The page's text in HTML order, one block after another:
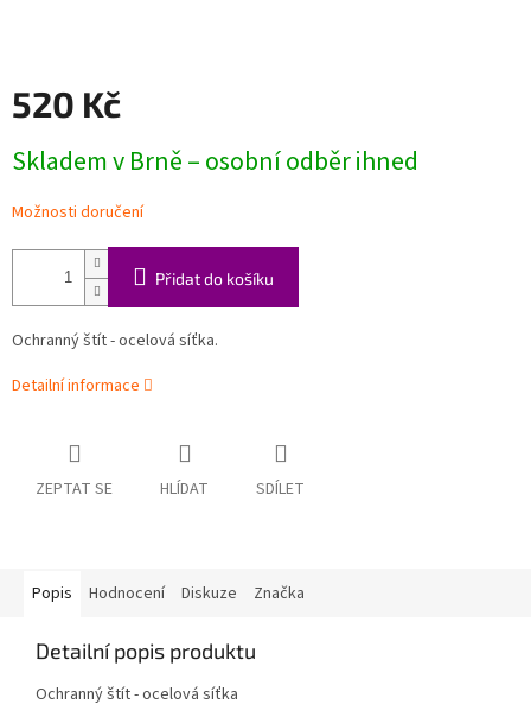
520 Kč
cena:
Skladem v Brně – osobní odběr ihned
Možnosti doručení
Přidat do košíku
Ochranný štít - ocelová síťka.
Detailní informace
ZEPTAT SE HLÍDAT SDÍLET
Popis Hodnocení Diskuze Značka
Detailní popis produktu
Ochranný štít - ocelová síťka